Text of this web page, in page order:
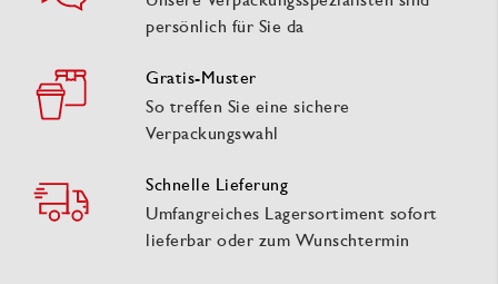
persönlich für Sie da
Gratis-Muster
So treffen Sie eine sichere
Verpackungswahl
Schnelle Lieferung
Umfangreiches Lagersortiment sofort
lieferbar oder zum Wunschtermin